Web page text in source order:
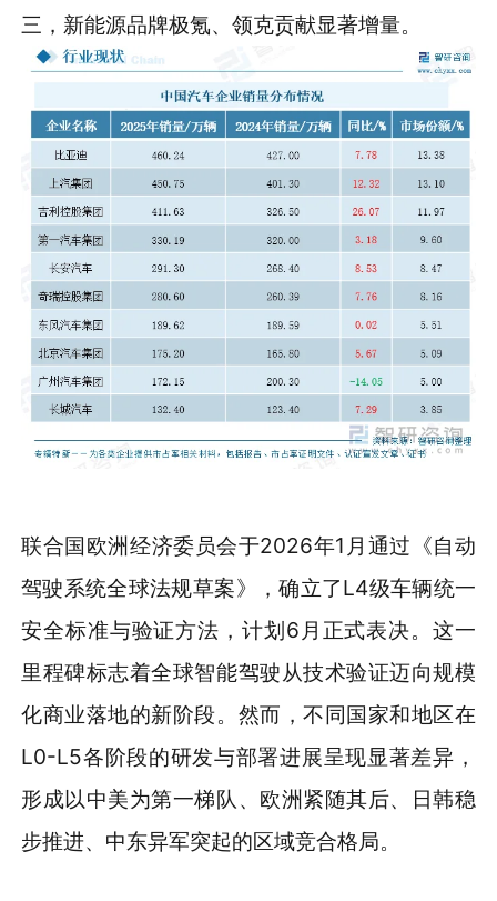
三，新能源品牌极氪、领克贡献显著增量。
联合国欧洲经济委员会于2026年1月通过《自动
驾驶系统全球法规草案》，确立了L4级车辆统一
安全标准与验证方法，计划6月正式表决。这一
里程碑标志着全球智能驾驶从技术验证迈向规模
化商业落地的新阶段。然而，不同国家和地区在
L0-L5各阶段的研发与部署进展呈现显著差异，
形成以中美为第一梯队、欧洲紧随其后、日韩稳
步推进、中东异军突起的区域竞合格局。